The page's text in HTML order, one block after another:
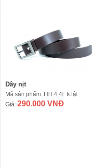
Dây nịt
Mã sản phẩm: HH.4.4F k.lật
Giá: 290.000 VNĐ